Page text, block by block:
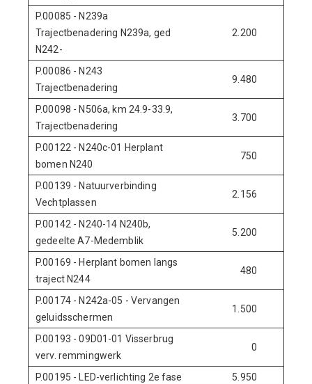
P.00085 - N239a
Trajectbenadering N239a, ged
N242-
2.200
P.00086 - N243
Trajectbenadering
9.480
P.00098 - N506a, km 24.9-33.9,
Trajectbenadering
3.700
P.00122 - N240c-01 Herplant
bomen N240
750
P.00139 - Natuurverbinding
Vechtplassen
2.156
P.00142 - N240-14 N240b,
gedeelte A7-Medemblik
5.200
P.00169 - Herplant bomen langs
traject N244
480
P.00174 - N242a-05 - Vervangen
geluidsschermen
1.500
P.00193 - 09D01-01 Visserbrug
verv. remmingwerk
0
P.00195 - LED-verlichting 2e fase 5.950